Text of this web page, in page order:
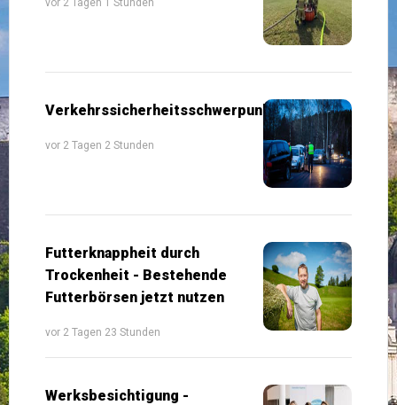
vor 2 Tagen 1 Stunden
Verkehrssicherheitsschwerpunkte
vor 2 Tagen 2 Stunden
Futterknappheit durch
Trockenheit - Bestehende
Futterbörsen jetzt nutzen
vor 2 Tagen 23 Stunden
Werksbesichtigung -